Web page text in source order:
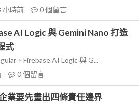
小時前 0個留言
AI Logic 與 Gemini Nano 打造
式
、Firebase AI Logic 與 G...
0個留言
業要先畫出四條責任邊界